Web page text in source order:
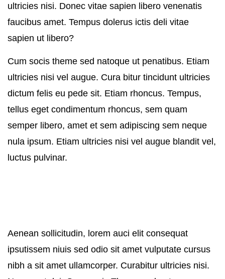
ultricies nisi. Donec vitae sapien libero venenatis
faucibus amet. Tempus dolerus ictis deli vitae
sapien ut libero?
Cum socis theme sed natoque ut penatibus. Etiam
ultricies nisi vel augue. Cura bitur tincidunt ultricies
dictum felis eu pede sit. Etiam rhoncus. Tempus,
tellus eget condimentum rhoncus, sem quam
semper libero, amet et sem adipiscing sem neque
nula ipsum. Etiam ultricies nisi vel augue blandit vel,
luctus pulvinar.
Aenean sollicitudin, lorem auci elit consequat
ipsutissem niuis sed odio sit amet vulputate cursus
nibh a sit amet ullamcorper. Curabitur ultricies nisi.